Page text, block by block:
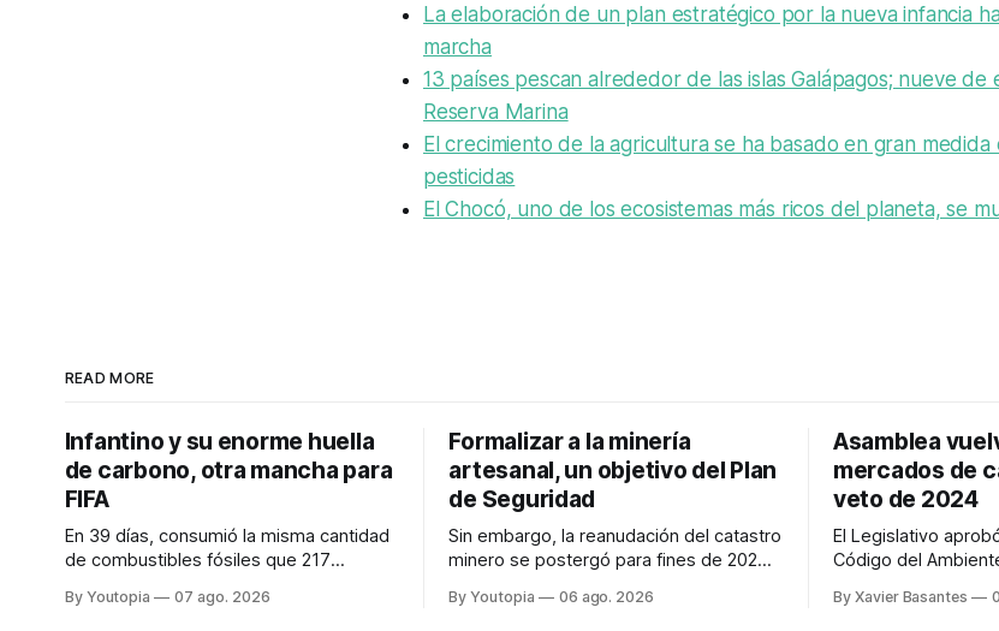
La elaboración de un plan estratégico por la nueva infancia
marcha
13 países pescan alrededor de las islas Galápagos; nueve de
Reserva Marina
El crecimiento de la agricultura se ha basado en gran
pesticidas
El Chocó, uno de los ecosistemas más ricos del planeta, se
READ MORE
Infantino y su enorme huella
de carbono, otra mancha para
FIFA
En 39 días, consumió la misma cantidad
de combustibles fósiles que 217
desproporcionado del transporte aéreo
By Youtopia 07 ago. 2026
Formalizar a la minería
artesanal, un objetivo del Plan
de Seguridad
Sin embargo, la reanudación del catastro
minero se postergó para fines de 2026.
con la "Estrategia de Ciberdefensa
By Youtopia 06 ago. 2026
Asamblea
mercados de
veto de 2024
El Legislativo
Código del
veto total del
By Xavier Basantes